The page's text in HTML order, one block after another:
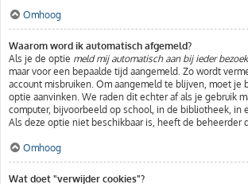
Omhoog
Waarom word ik automatisch afgemeld?
Als je de optie meld mij automatisch aan bij ieder bezoek
maar voor een bepaalde tijd aangemeld. Zo wordt
account misbruiken. Om aangemeld te blijven, moet je
optie aanvinken. We raden dit echter af als je gebruik
computer, bijvoorbeeld op school, in de bibliotheek, in
Als deze optie niet beschikbaar is, heeft de beheerder
Omhoog
Wat doet "verwijder cookies"?